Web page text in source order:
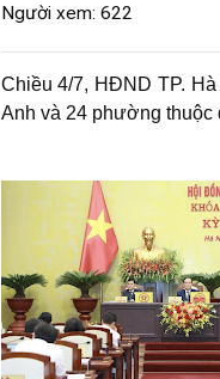
Người xem: 622
Chiều 4/7, HĐND TP.
Anh và 24 phường thuộc